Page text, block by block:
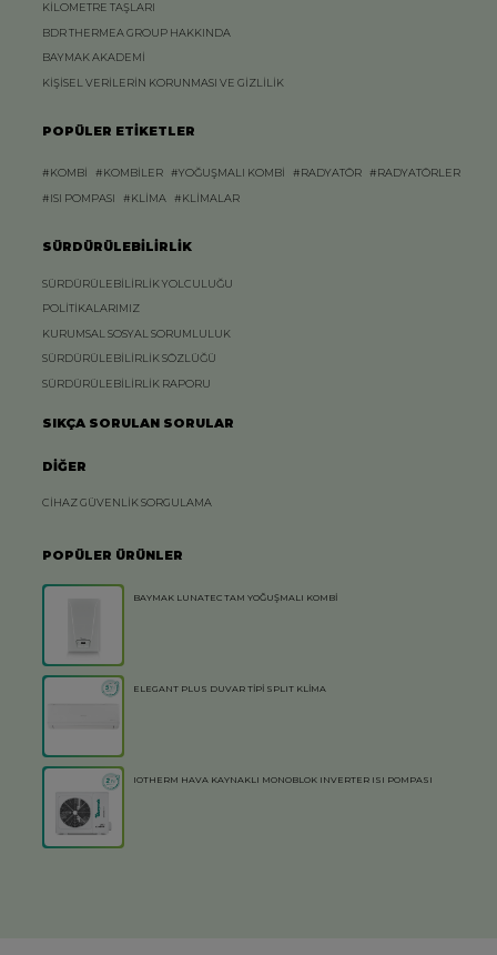
KİLOMETRE TAŞLARI
BDR THERMEA GROUP HAKKINDA
BAYMAK AKADEMİ
KİŞİSEL VERİLERİN KORUNMASI VE GİZLİLİK
POPÜLER ETİKETLER
#KOMBİ #KOMBİLER #YOĞUŞMALI KOMBİ #RADYATÖR #RADYATÖRLER
#ISI POMPASI #KLİMA #KLİMALAR
SÜRDÜRÜLEBİLİRLİK
SÜRDÜRÜLEBİLİRLİK YOLCULUĞU
POLİTİKALARIMIZ
KURUMSAL SOSYAL SORUMLULUK
SÜRDÜRÜLEBİLİRLİK SÖZLÜĞÜ
SÜRDÜRÜLEBİLİRLİK RAPORU
SIKÇA SORULAN SORULAR
DİĞER
CİHAZ GÜVENLİK SORGULAMA
POPÜLER ÜRÜNLER
BAYMAK LUNATEC TAM YOĞUŞMALI KOMBİ
ELEGANT PLUS DUVAR TİPİ SPLIT KLİMA
IOTHERM HAVA KAYNAKLI MONOBLOK INVERTER ISI POMPASI